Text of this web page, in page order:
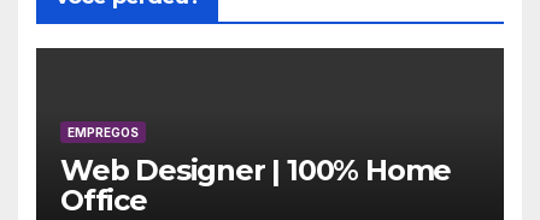
EMPREGOS
Web Designer | 100% Home
Office